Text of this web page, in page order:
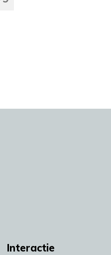
Interactie